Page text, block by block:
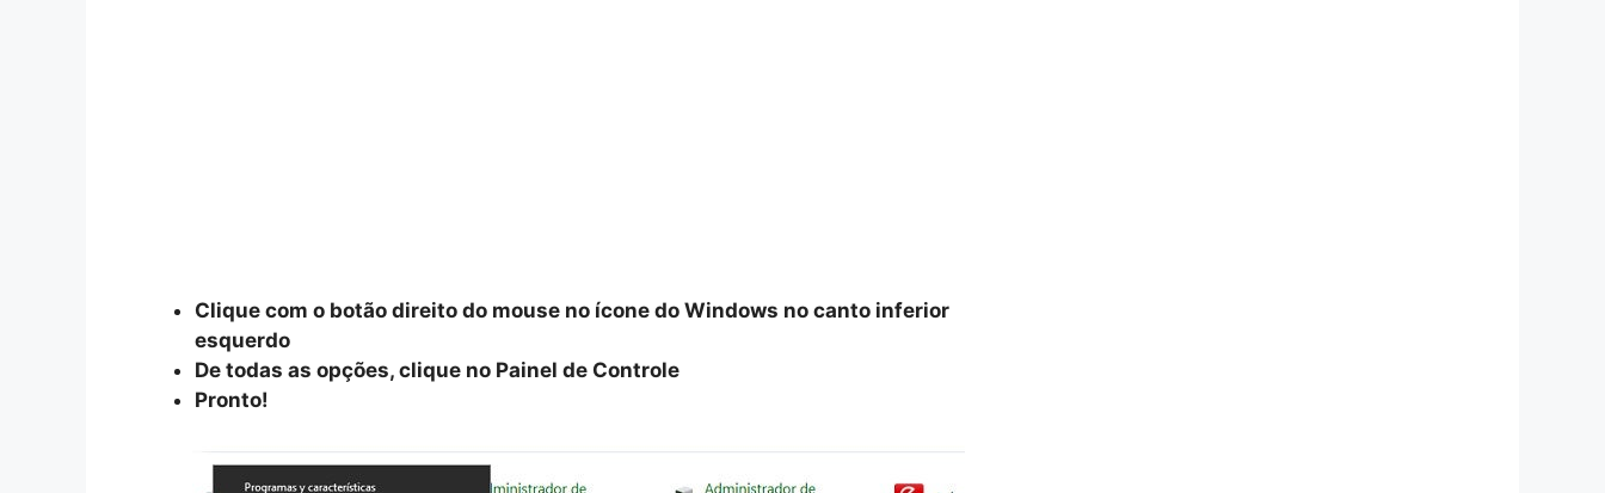
Clique com o botão direito do mouse no ícone do Windows no canto inferior
esquerdo
De todas as opções, clique no Painel de Controle
Pronto!